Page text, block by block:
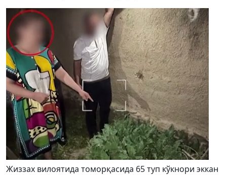
Жиззах вилоятида томорқасида 65 туп кўкнори эккан